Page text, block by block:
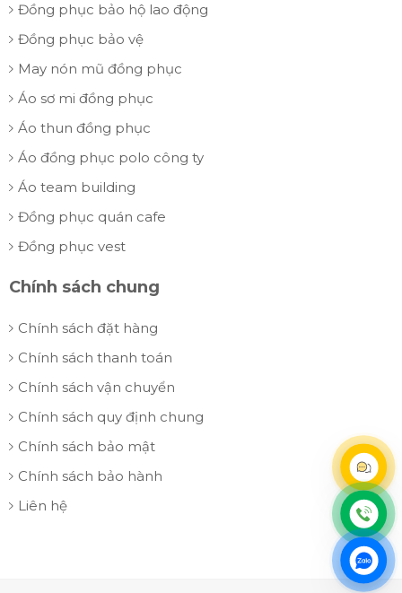
Đồng phục bảo hộ lao động
Đồng phục bảo vệ
May nón mũ đồng phục
Áo sơ mi đồng phục
Áo thun đồng phục
Áo đồng phục polo công ty
Áo team building
Đồng phục quán cafe
Đồng phục vest
Chính sách chung
Chính sách đặt hàng
Chính sách thanh toán
Chính sách vận chuyển
Chính sách quy định chung
Chính sách bảo mật
Chính sách bảo hành
Liên hệ